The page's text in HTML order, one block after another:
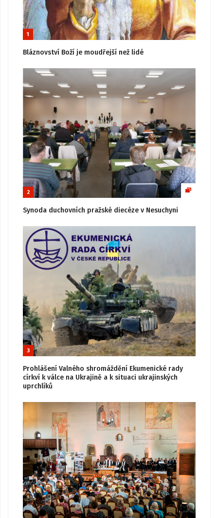
1
Bláznovství Boží je moudřejší než lidé
2
Synoda duchovních pražské diecéze v Nesuchyni
3
Prohlášení Valného shromáždění Ekumenické rady
církví k válce na Ukrajině a k situaci ukrajinských
uprchlíků